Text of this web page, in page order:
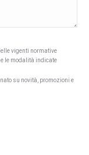
vigenti normative
le modalità indicate
su novità, promozioni e